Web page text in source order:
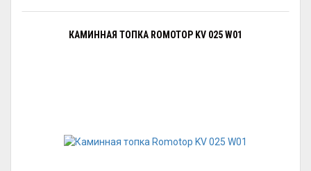
КАМИННАЯ ТОПКА ROMOTOP KV 025 W01